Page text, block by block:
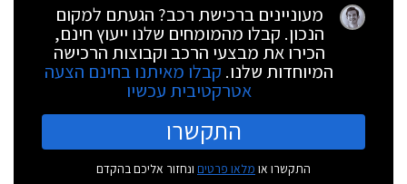
מעוניינים ברכישת רכב? הגעתם למקום
הנכון. קבלו מהמומחים שלנו ייעוץ חינם,
הכירו את מבצעי הרכב וקבוצות הרכישה
המיוחדות שלנו. קבלו מאיתנו בחינם הצעה
אטרקטיבית עכשיו
התקשרו
התקשרו או מלאו פרטים ונחזור אליכם בהקדם